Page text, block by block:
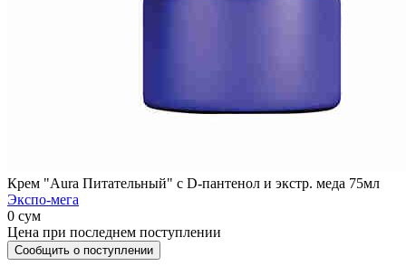
Крем "Aura Питательный" с D-пантенол и экстр. меда 75мл
Экспо-мега
0 сум
Цена при последнем поступлении
Сообщить о поступлении